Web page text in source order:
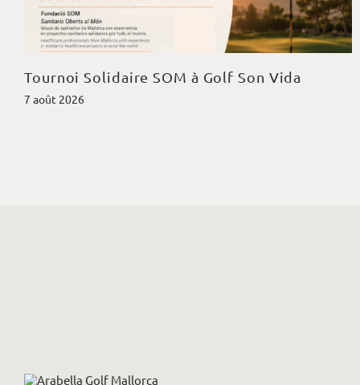
Tournoi Solidaire SOM à Golf Son Vida
7 août 2026